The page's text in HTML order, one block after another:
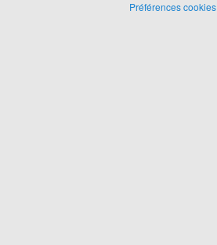
Préférences cookies